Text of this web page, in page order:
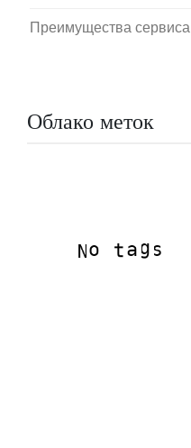
Преимущества
Облако меток